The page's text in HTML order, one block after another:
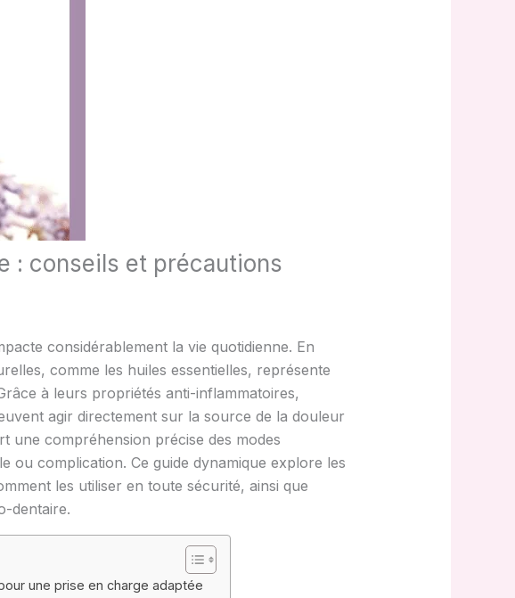
: conseils et précautions
considérablement la vie quotidienne. En
comme les huiles essentielles, représente
à leurs propriétés anti-inflammatoires,
agir directement sur la source de la douleur
une compréhension précise des modes
ou complication. Ce guide dynamique explore les
les utiliser en toute sécurité, ainsi que
dentaire.
une prise en charge adaptée